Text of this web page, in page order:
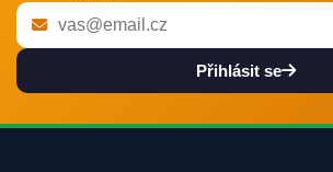
Přihlásit se